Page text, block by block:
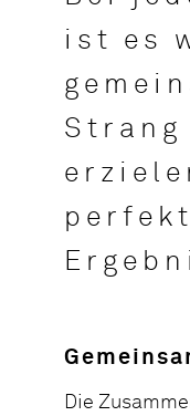
ist es
Strang
Die